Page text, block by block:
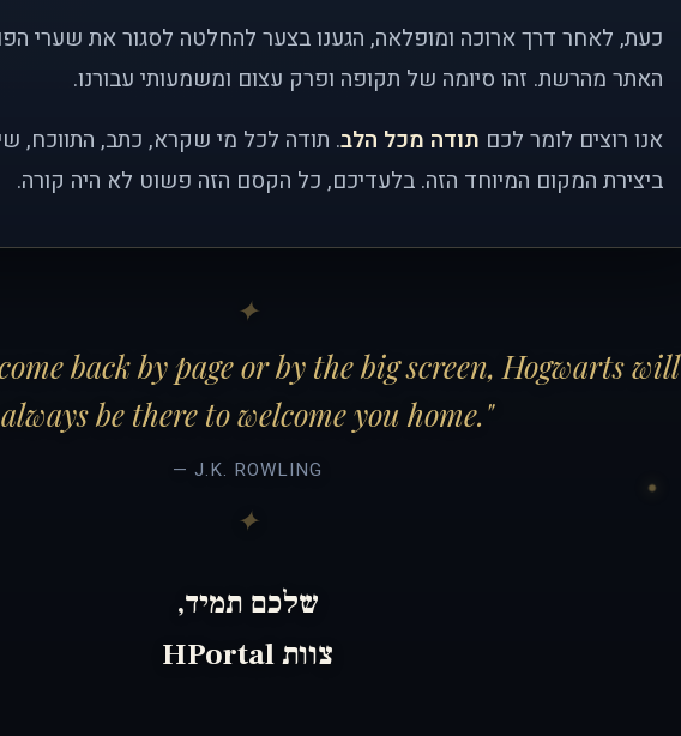
כעת, לאחר דרך ארוכה ומופלאה, הגענו בצער להחלטה לסגור את שערי
האתר מהרשת. זהו סיומה של תקופה ופרק עצום ומשמעותי עבורנו.
אנו רוצים לומר לכם תודה מכל הלב. תודה לכל מי שקרא, כתב, התווכח,
ביצירת המקום המיוחד הזה. בלעדיכם, כל הקסם הזה פשוט לא היה קורה.
back by page or by the big screen, Hogwarts will
always be there to welcome you home."
— J.K. ROWLING
שלכם תמיד,
צוות HPortal